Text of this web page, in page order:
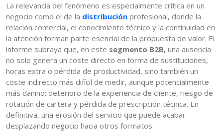
La relevancia del fenómeno es especialmente crítica en un
negocio como el de la distribución profesional, donde la
relación comercial, el conocimiento técnico y la continuidad en
la atención forman parte esencial de la propuesta de valor. El
informe subraya que, en este segmento B2B, una ausencia
no solo genera un coste directo en forma de sustituciones,
horas extra o pérdida de productividad, sino también un
coste indirecto más difícil de medir, aunque potencialmente
más dañino: deterioro de la experiencia de cliente, riesgo de
rotación de cartera y pérdida de prescripción técnica. En
definitiva, una erosión del servicio que puede acabar
desplazando negocio hacia otros formatos.